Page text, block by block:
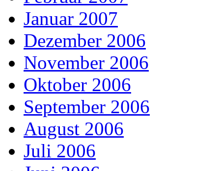
Januar 2007
Dezember 2006
November 2006
Oktober 2006
September 2006
August 2006
Juli 2006